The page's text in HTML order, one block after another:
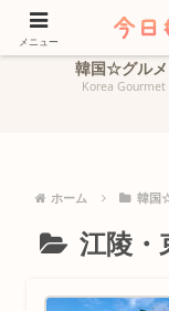
ホーム
HOME
韓国☆グルメ
Korea Gourmet
ホーム 韓国
江陵・
メニュー